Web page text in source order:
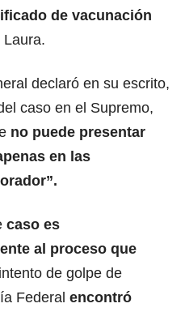
de vacunación
Laura.
declaró en su escrito,
caso en el Supremo,
no puede presentar
en las
caso es
al proceso que
de golpe de
Federal encontró